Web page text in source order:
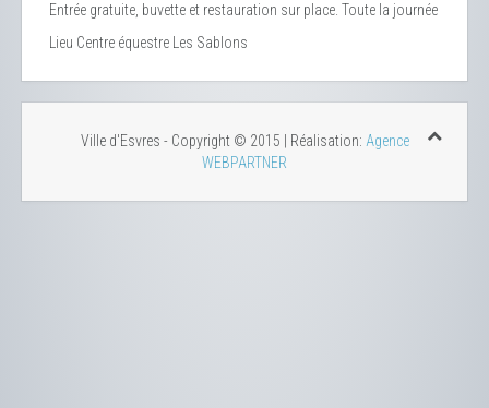
Entrée gratuite, buvette et restauration sur place. Toute la journée
Lieu Centre équestre Les Sablons
Ville d'Esvres - Copyright © 2015 | Réalisation: Agence
WEBPARTNER